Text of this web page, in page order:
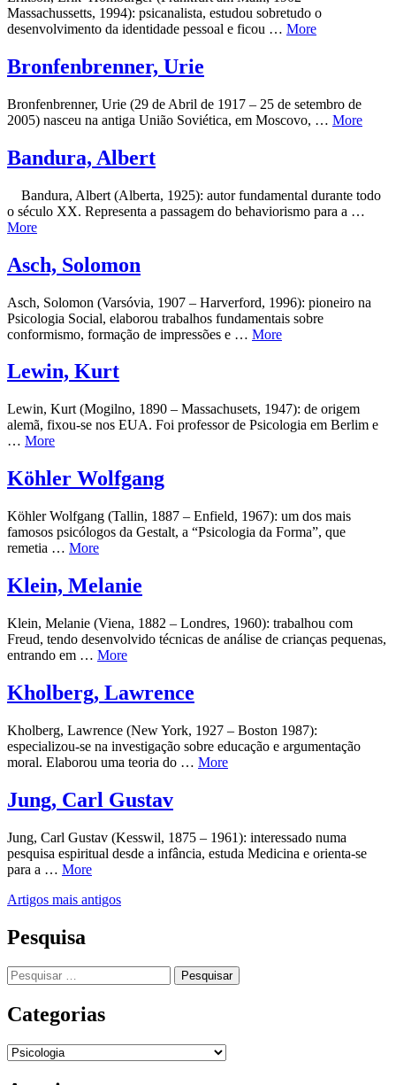
Massachussetts, 1994): psicanalista, estudou sobretudo o
desenvolvimento da identidade pessoal e ficou … More
Bronfenbrenner, Urie
Bronfenbrenner, Urie (29 de Abril de 1917 – 25 de setembro de
2005) nasceu na antiga União Soviética, em Moscovo, … More
Bandura, Albert
Bandura, Albert (Alberta, 1925): autor fundamental durante todo
o século XX. Representa a passagem do behaviorismo para a …
More
Asch, Solomon
Asch, Solomon (Varsóvia, 1907 – Harverford, 1996): pioneiro na
Psicologia Social, elaborou trabalhos fundamentais sobre
conformismo, formação de impressões e … More
Lewin, Kurt
Lewin, Kurt (Mogilno, 1890 – Massachusets, 1947): de origem
alemã, fixou-se nos EUA. Foi professor de Psicologia em Berlim e
… More
Köhler Wolfgang
Köhler Wolfgang (Tallin, 1887 – Enfield, 1967): um dos mais
famosos psicólogos da Gestalt, a “Psicologia da Forma”, que
remetia … More
Klein, Melanie
Klein, Melanie (Viena, 1882 – Londres, 1960): trabalhou com
Freud, tendo desenvolvido técnicas de análise de crianças pequenas,
entrando em … More
Kholberg, Lawrence
Kholberg, Lawrence (New York, 1927 – Boston 1987):
especializou-se na investigação sobre educação e argumentação
moral. Elaborou uma teoria do … More
Jung, Carl Gustav
Jung, Carl Gustav (Kesswil, 1875 – 1961): interessado numa
pesquisa espiritual desde a infância, estuda Medicina e orienta-se
para a … More
Navegação
de
artigos
Artigos mais antigos
Pesquisa
Pesquisar
por:
Categorias
Categorias